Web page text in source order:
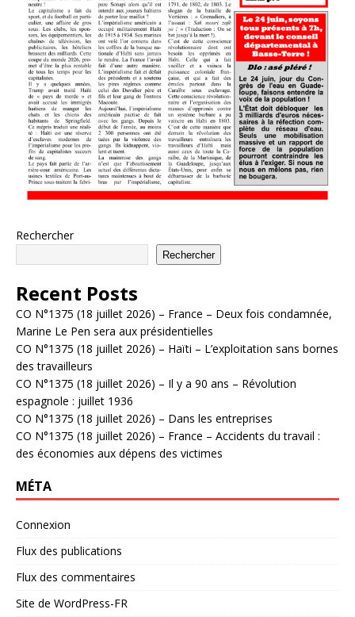
Rechercher
Rechercher
Recent Posts
CO N°1375 (18 juillet 2026) – France – Deux fois condamnée,
Marine Le Pen sera aux présidentielles
CO N°1375 (18 juillet 2026) – Haïti – L’exploitation sans bornes
des travailleurs
CO N°1375 (18 juillet 2026) – Il y a 90 ans – Révolution
espagnole : juillet 1936
CO N°1375 (18 juillet 2026) – Dans les entreprises
CO N°1375 (18 juillet 2026) – France – Accidents du travail :
des économies aux dépens des victimes
MÉTA
Connexion
Flux des publications
Flux des commentaires
Site de WordPress-FR